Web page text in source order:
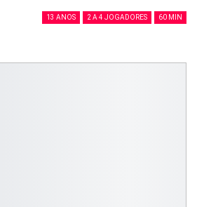
13 ANOS 2 A 4 JOGADORES 60 MIN